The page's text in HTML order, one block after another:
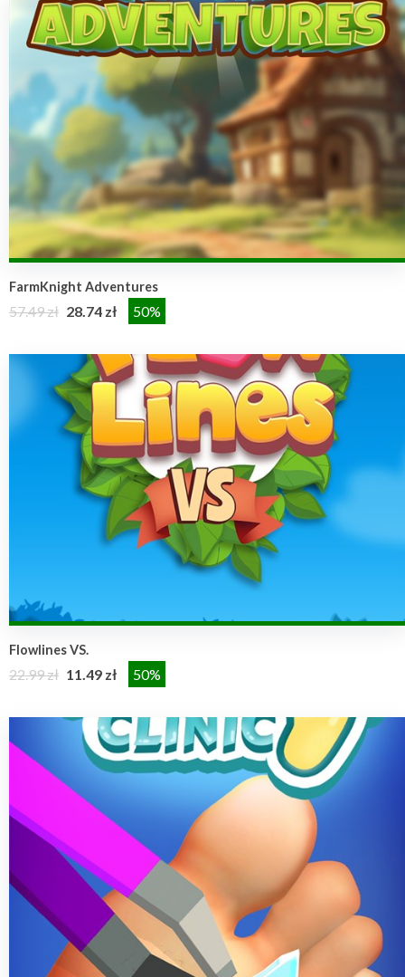
FarmKnight Adventures
57.49 zł 28.74 zł 50%
Flowlines VS.
22.99 zł 11.49 zł 50%